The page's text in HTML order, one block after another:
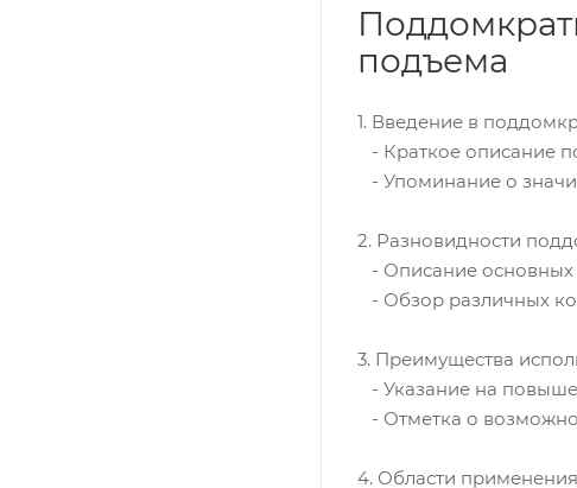
подъема
1. Введение в
- Краткое описание
- Упоминание о
2. Разновидности
- Описание основных
- Обзор различных
3. Преимущества
- Указание на
- Отметка о
4. Области